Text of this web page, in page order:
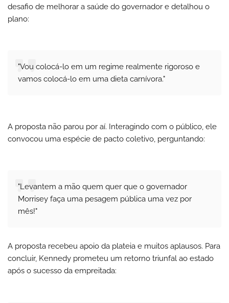
desafio de melhorar a saúde do governador e detalhou o
plano:
"Vou colocá-lo em um regime realmente rigoroso e
vamos colocá-lo em uma dieta carnívora."
A proposta não parou por aí. Interagindo com o público, ele
convocou uma espécie de pacto coletivo, perguntando:
"Levantem a mão quem quer que o governador
Morrisey faça uma pesagem pública uma vez por
mês!"
A proposta recebeu apoio da plateia e muitos aplausos. Para
concluir, Kennedy prometeu um retorno triunfal ao estado
após o sucesso da empreitada: